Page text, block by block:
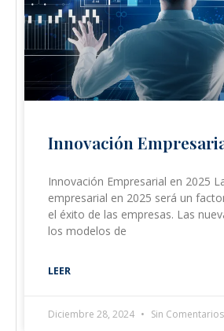
Innovación
Innovación Empresarial en 2025
empresarial en 2025 será un
el éxito de las empresas. Las
los modelos de
LEER
Diciembre 28, 2024 Sin Comentarios